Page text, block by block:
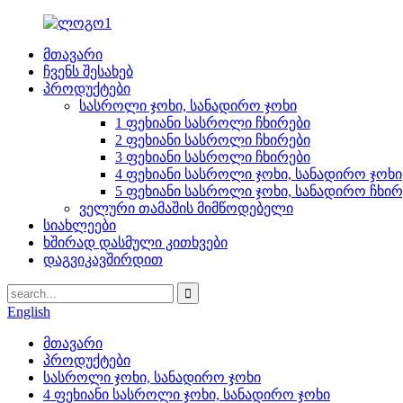
მთავარი
ჩვენს შესახებ
პროდუქტები
სასროლი ჯოხი, სანადირო ჯოხი
1 ფეხიანი სასროლი ჩხირები
2 ფეხიანი სასროლი ჩხირები
3 ფეხიანი სასროლი ჩხირები
4 ფეხიანი სასროლი ჯოხი, სანადირო ჯოხი
5 ფეხიანი სასროლი ჯოხი, სანადირო
ველური თამაშის მიმწოდებელი
სიახლეები
ხშირად დასმული კითხვები
დაგვიკავშირდით
English
მთავარი
პროდუქტები
სასროლი ჯოხი, სანადირო ჯოხი
4 ფეხიანი სასროლი ჯოხი, სანადირო ჯოხი